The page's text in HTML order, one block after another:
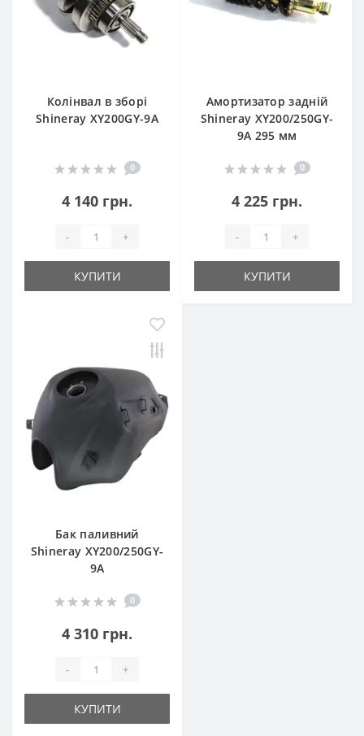
Колінвал в зборі
Shineray XY200GY-9A
0
4 140 грн.
- +
КУПИТИ
Амортизатор задній
Shineray XY200/250GY-
9A 295 мм
0
4 225 грн.
- +
КУПИТИ
Бак паливний
Shineray XY200/250GY-
9A
0
4 310 грн.
- +
КУПИТИ